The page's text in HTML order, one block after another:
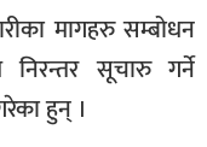
मागहरु सम्बोधन
निरन्तर सूचारु गर्ने
हुन् ।